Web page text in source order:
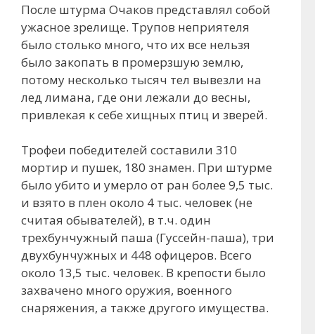
После штурма Очаков представлял собой
ужасное зрелище. Трупов неприятеля
было столько много, что их все нельзя
было закопать в промерзшую землю,
потому несколько тысяч тел вывезли на
лед лимана, где они лежали до весны,
привлекая к себе хищных птиц и зверей.
Трофеи победителей составили 310
мортир и пушек, 180 знамен. При штурме
было убито и умерло от ран более 9,5 тыс.
и взято в плен около 4 тыс. человек (не
считая обывателей), в т.ч. один
трехбунчужный паша (Гуссейн-паша), три
двухбунчужных и 448 офицеров. Всего
около 13,5 тыс. человек. В крепости было
захвачено много оружия, военного
снаряжения, а также другого имущества.